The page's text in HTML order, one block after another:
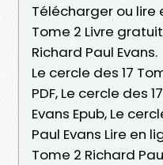
Télécharger ou lire
Tome 2 Livre
Richard Paul Evans.
Le cercle des 17
PDF, Le cercle des
Evans Epub, Le
Paul Evans Lire en
Tome 2 Richard